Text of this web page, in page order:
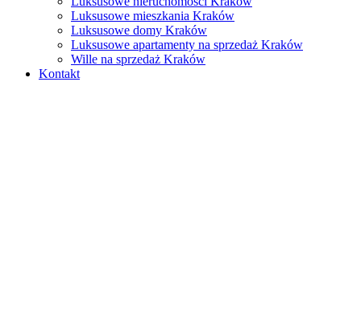
Luksusowe mieszkania Kraków
Luksusowe domy Kraków
Luksusowe apartamenty na sprzedaż Kraków
Wille na sprzedaż Kraków
Kontakt